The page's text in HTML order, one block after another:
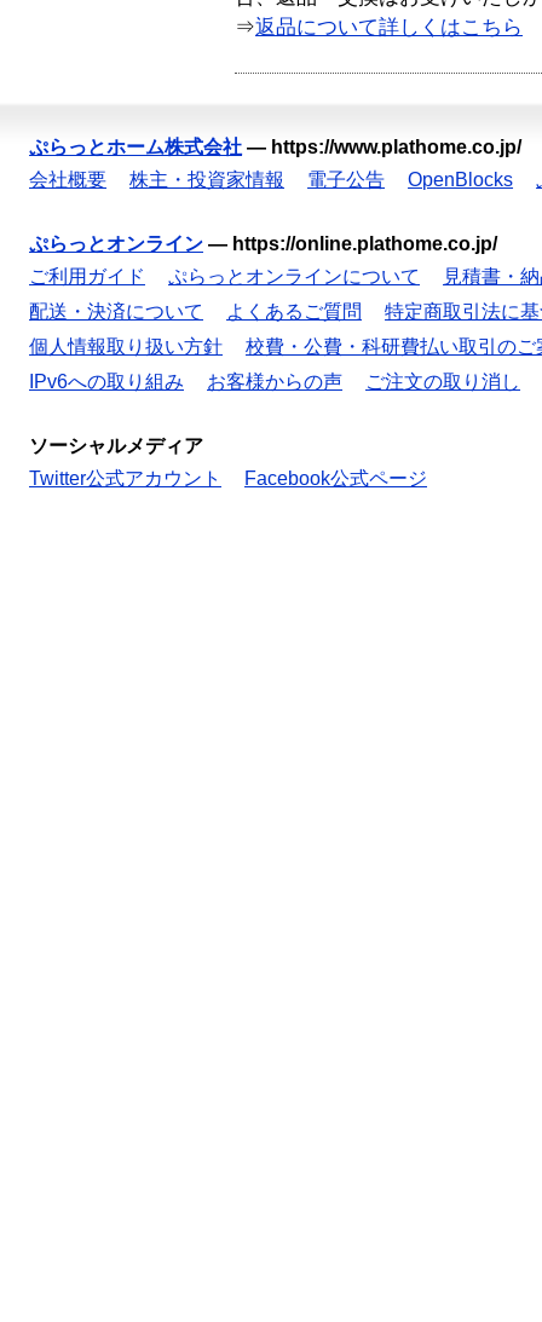
⇒返品について詳しくはこちら
ぷらっとホーム株式会社 — https://www.plathome.co.jp/
会社概要
株主・投資家情報 電子公告 OpenBlocks
ぷらっとオンライン — https://online.plathome.co.jp/
ご利用ガイド
ぷらっとオンラインについて
見積書・
配送・決済について
よくあるご質問
特定商取引法に
個人情報取り扱い方針
校費・公費・科研費払い取引のご
IPv6への取り組み
お客様からの声 ご注文の取り消し
ソーシャルメディア
Twitter公式アカウント
Facebook公式ページ